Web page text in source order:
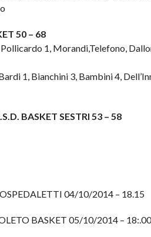
50 – 68
1, Morandi,Telefono,
1, Bianchini 3, Bambini 4,
BASKET SESTRI 53 – 58
04/10/2014 – 18.15
BASKET 05/10/2014 – 18:.00